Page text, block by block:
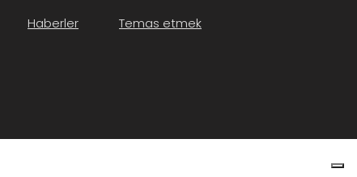
Temas etmek
Haberler